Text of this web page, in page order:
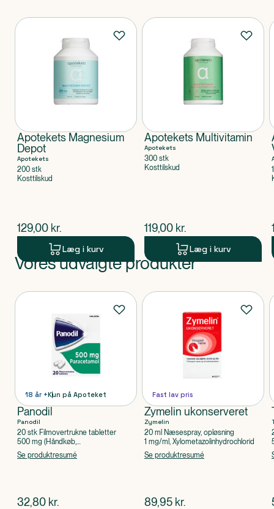
Produkter
Apotekets Magnesium
Depot
Apotekets
200 stk
Kosttilskud
$nuværende pris
129,00 kr.
Læg i kurv
Apotekets Multivitamin
Apotekets
300 stk
Kosttilskud
$nuværende pris
119,00 kr.
Læg i kurv
Produkt 1 af 0
Vores udvalgte produkter
Produkter
18 år +Kun på Apoteket
Panodil
Panodil
20 stk Filmovertrukne tabletter
500 mg (Håndkøb,
apoteksforbeholdt), Paracetamol
Se produktresumé
$nuværende pris
32,80 kr.
Fast lav pris
Zymelin ukonserveret
Zymelin
20 ml Næsespray, opløsning
1 mg/ml, Xylometazolinhydrochlorid
Se produktresumé
$nuværende pris
89,95 kr.